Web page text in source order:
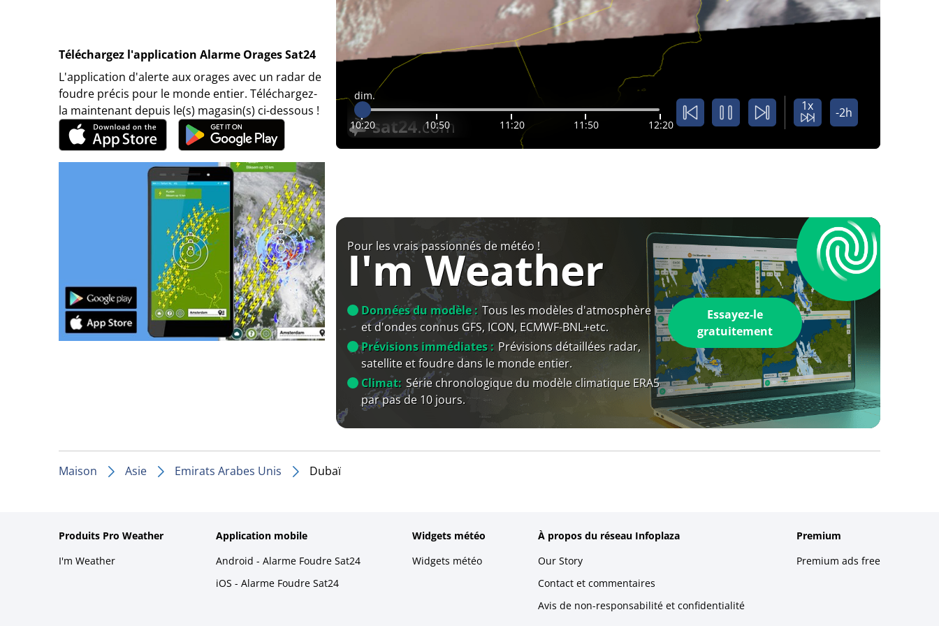
Téléchargez l'application Alarme Orages Sat24
L'application d'alerte aux orages avec un radar de
foudre précis pour le monde entier. Téléchargez-
la maintenant depuis le(s) magasin(s) ci-dessous !
dim.
10:20 10:50 11:20 11:50 12:20
1x -2h
Pour les vrais passionnés de météo !
I'm Weather
Données du modèle : Tous les modèles d'atmosphère
et d'ondes connus GFS, ICON, ECMWF-BNL+etc.
Prévisions immédiates : Prévisions détaillées radar,
satellite et foudre dans le monde entier.
Climat: Série chronologique du modèle climatique ERA5
par pas de 10 jours.
Essayez-le
gratuitement
Maison Asie Emirats Arabes Unis Dubaï
Produits Pro Weather
I'm Weather
Application mobile
Android - Alarme Foudre Sat24
iOS - Alarme Foudre Sat24
Widgets météo
Widgets météo
À propos du réseau Infoplaza
Our Story
Contact et commentaires
Avis de non-responsabilité et confidentialité
Premium
Premium ads free